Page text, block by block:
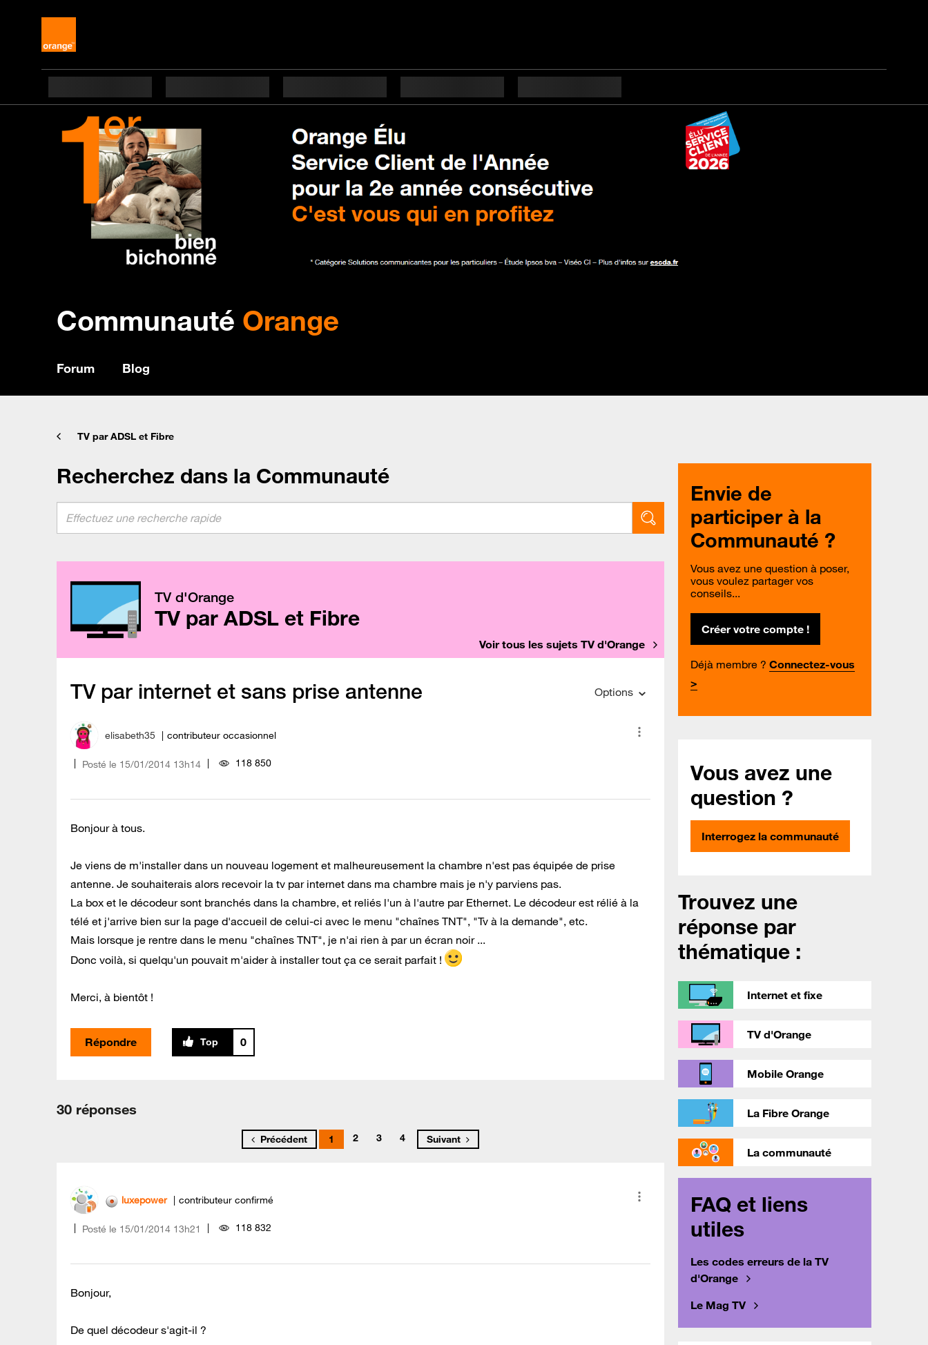
Communauté Orange
Forum Blog
TV par ADSL et Fibre
Recherchez dans la Communauté
TV d'Orange
TV par ADSL et Fibre
Voir tous les sujets TV d'Orange
TV par internet et sans prise antenne Options
elisabeth35 contributeur occasionnel
Posté le ‎15/01/2014 13h14 118 850
Bonjour à tous.
Je viens de m'installer dans un nouveau logement et malheureusement la chambre n'est pas équipée de prise
antenne. Je souhaiterais alors recevoir la tv par internet dans ma chambre mais je n'y parviens pas.
La box et le décodeur sont branchés dans la chambre, et reliés l'un à l'autre par Ethernet. Le décodeur est rélié à la
télé et j'arrive bien sur la page d'accueil de celui-ci avec le menu "chaînes TNT", "Tv à la demande", etc.
Mais lorsque je rentre dans le menu "chaînes TNT", je n'ai rien à par un écran noir ...
Donc voilà, si quelqu'un pouvait m'aider à installer tout ça ce serait parfait !
Merci, à bientôt !
Répondre 0
30 réponses
Précédent 1 2 3 4 Suivant
luxepower contributeur confirmé
Posté le ‎15/01/2014 13h21 118 832
Bonjour,
De quel décodeur s'agit-il ?
Envie de
participer à la
Communauté ?
Vous avez une question à poser,
vous voulez partager vos
conseils...
Créer votre compte !
Déjà membre ? Connectez-vous
>
Vous avez une
question ?
Interrogez la communauté
Trouvez une
réponse par
thématique :
Internet et fixe
TV d'Orange
Mobile Orange
La Fibre Orange
La communauté
FAQ et liens
utiles
Les codes erreurs de la TV
d'Orange
Le Mag TV